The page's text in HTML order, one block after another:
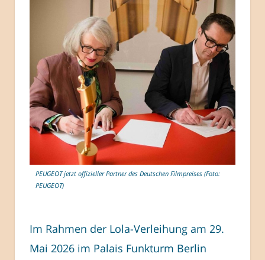
PEUGEOT jetzt offizieller Partner des Deutschen Filmpreises (Foto:
PEUGEOT)
Im Rahmen der Lola-Verleihung am 29.
Mai 2026 im Palais Funkturm Berlin